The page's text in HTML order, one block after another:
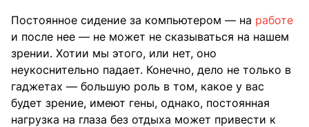
Постоянное сидение за компьютером — на работе
и после нее — не может не сказываться на нашем
зрении. Хотии мы этого, или нет, оно
неукоснительно падает. Конечно, дело не только в
гаджетах — большую роль в том, какое у вас
будет зрение, имеют гены, однако, постоянная
нагрузка на глаза без отдыха может привести к